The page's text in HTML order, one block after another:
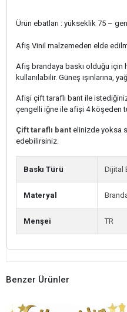
Ürün ebatları : yükseklik 75 –
Afiş Vinil malzemeden elde
Afiş brandaya baskı olduğu için
kullanılabilir. Güneş ışınlarına,
Afişi çift taraflı bant ile
çengelli iğne ile afişi 4 köşeden
Çift taraflı bant elinizde yoksa
edebilirsiniz.
Baskı Türü Dijital
Materyal
Menşei TR
Benzer Ürünler